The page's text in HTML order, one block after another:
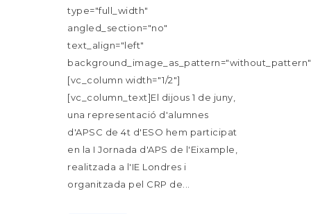
type="full_width"
angled_section="no"
text_align="left"
[vc_column width="1/2"]
[vc_column_text]El dijous 1 de juny,
una representació d'alumnes
d'APSC de 4t d'ESO hem participat
en la I Jornada d'APS de l'Eixample,
realitzada a l'IE Londres i
organitzada pel CRP de...